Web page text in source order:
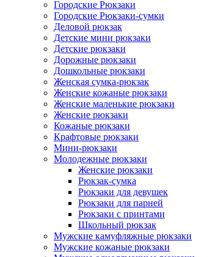
Городские Рюкзаки
Городские Рюкзаки-сумки
Деловой рюкзак
Детские мини рюкзаки
Детские рюкзаки
Дорожные рюкзаки
Дошкольные рюкзаки
Женская сумка-рюкзак
Женские кожаные рюкзаки
Женские маленькие рюкзаки
Женские рюкзаки
Кожаные рюкзаки
Крафтовые рюкзаки
Мини-рюкзаки
Молодежные рюкзаки
Женские рюкзаки
Рюкзак-сумка
Рюкзаки для девушек
Рюкзаки для парней
Рюкзаки с принтами
Школьный рюкзак
Мужские камуфляжные рюкзаки
Мужские кожаные рюкзаки